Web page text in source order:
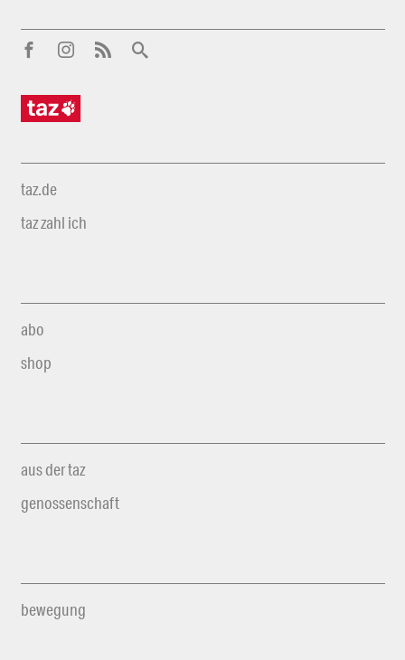
taz.de
taz zahl ich
abo
shop
aus der taz
genossenschaft
bewegung